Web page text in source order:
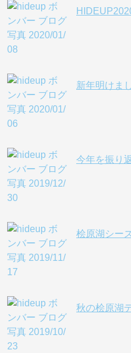
新年明けま
今年を振り
桧原湖シー
秋の桧原湖